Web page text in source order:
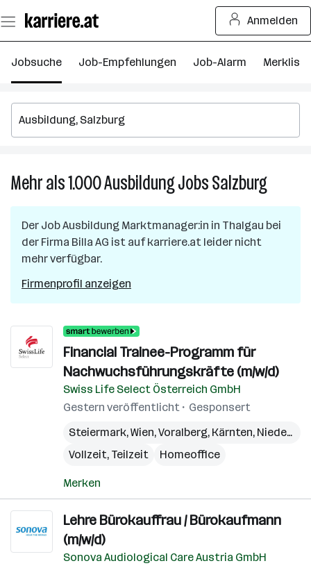
Seiteninhalt
springen
Anmelden
Jobsuche Job-Empfehlungen Job-Alarm Merkliste
Mehr als 1.000AusbildungJobsSalzburgMehr
als
Der JobAusbildung Marktmanager:in in Thalgau bei
der Firma Billa AG ist auf karriere.at leider nicht
mehr verfügbar.
Firmenprofil anzeigen
Financial Trainee-Programm für
Nachwuchsführungskräfte (m/w/d)
Swiss Life Select Österreich GmbH
Gestern veröffentlicht
Gesponsert
Steiermark,Wien,Voralberg, Kärnten, Niederösterreich
Vollzeit, Teilzeit
Homeoffice
Merken
Lehre Bürokauffrau / Bürokaufmann
(m/w/d)
Sonova Audiological Care Austria GmbH